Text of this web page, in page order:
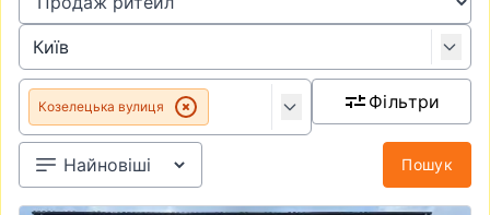
Козелецька вулиця Фільтри
Пошук